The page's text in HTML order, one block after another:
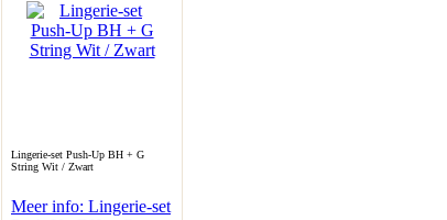
Lingerie-set Push-Up BH + G
String Wit / Zwart
Meer info: Lingerie-set